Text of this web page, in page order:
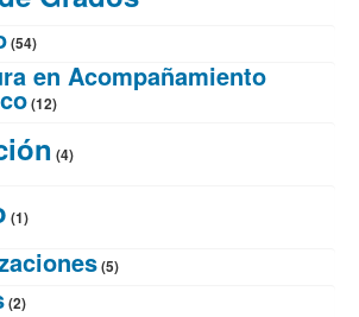
(54)
en Acompañamiento
(12)
(4)
(1)
(5)
(2)